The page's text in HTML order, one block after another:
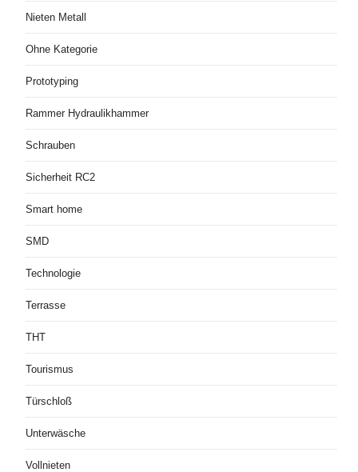
Nieten Metall
Ohne Kategorie
Prototyping
Rammer Hydraulikhammer
Schrauben
Sicherheit RC2
Smart home
SMD
Technologie
Terrasse
THT
Tourismus
Türschloß
Unterwäsche
Vollnieten